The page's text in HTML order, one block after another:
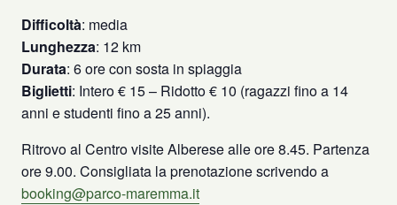
Difficoltà: media
Lunghezza: 12 km
Durata: 6 ore con sosta in spiaggia
Biglietti: Intero € 15 – Ridotto € 10 (ragazzi fino a 14
anni e studenti fino a 25 anni).
Ritrovo al Centro visite Alberese alle ore 8.45. Partenza
ore 9.00. Consigliata la prenotazione scrivendo a
booking@parco-maremma.it